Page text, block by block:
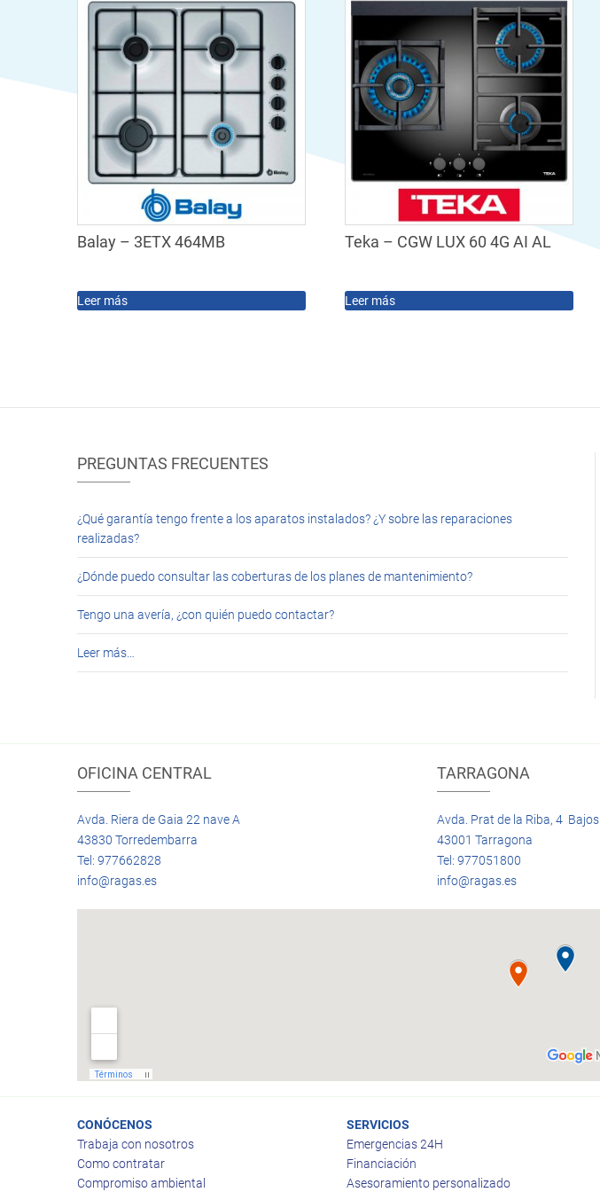
Balay – 3ETX 464MB
Leer más
Teka – CGW LUX 60 4G AI AL
Leer más
PREGUNTAS FRECUENTES
¿Qué garantía tengo frente a los aparatos instalados? ¿Y sobre las reparaciones
realizadas?
¿Dónde puedo consultar las coberturas de los planes de mantenimiento?
Tengo una avería, ¿con quién puedo contactar?
Leer más…
OFICINA CENTRAL
Avda. Riera de Gaia 22 nave A
43830 Torredembarra
Tel: 977662828
info@ragas.es
TARRAGONA
Avda. Prat de la Riba, 4 Bajos
43001 Tarragona
Tel: 977051800
info@ragas.es
CONÓCENOS
Trabaja con nosotros
Como contratar
Compromiso ambiental
SERVICIOS
Emergencias 24H
Financiación
Asesoramiento personalizado